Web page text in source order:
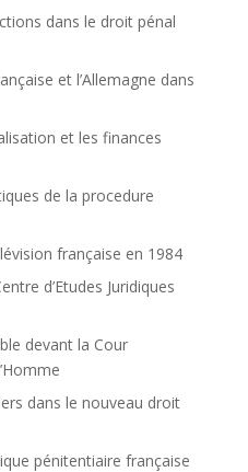
dans le droit pénal
et l’Allemagne dans
et les finances
de la procedure
française en 1984
d’Etudes Juridiques
devant la Cour
dans le nouveau droit
pénitentiaire française